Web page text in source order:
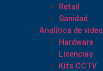
Retail
Sanidad
Analítica de video
Hardware
Licencias
Kits CCTV